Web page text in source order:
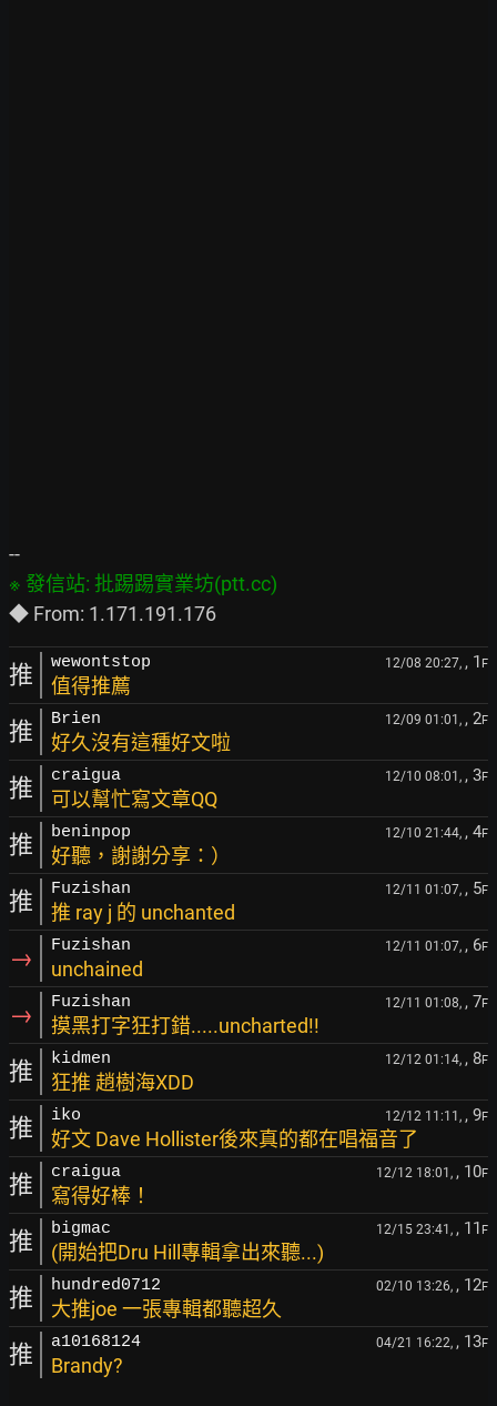
推 wewontstop 12/08 20:27, , 1 F
值得推薦
推 Brien 12/09 01:01, , 2F
好久沒有這種好文啦
推 craigua 12/10 08:01, , 3F
可以幫忙寫文章QQ
推 beninpop 12/10 21:44, , 4F
好聽，謝謝分享：）
推 Fuzishan 12/11 01:07, , 5F
推 ray j 的 unchanted
→ Fuzishan 12/11 01:07, , 6F
unchained
→ Fuzishan 12/11 01:08, , 7F
摸黑打字狂打錯.....uncharted!!
推 kidmen 12/12 01:14, , 8F
狂推 趙樹海XDD
推 iko 12/12 11:11, , 9F
好文 Dave Hollister後來真的都在唱福音了
推 craigua 12/12 18:01, , 10F
寫得好棒！
推 bigmac 12/15 23:41, , 11 F
(開始把Dru Hill專輯拿出來聽...)
推 hundred0712 02/10 13:26, , 12F
大推joe 一張專輯都聽超久
推 a10168124 04/21 16:22, , 13F
Brandy?